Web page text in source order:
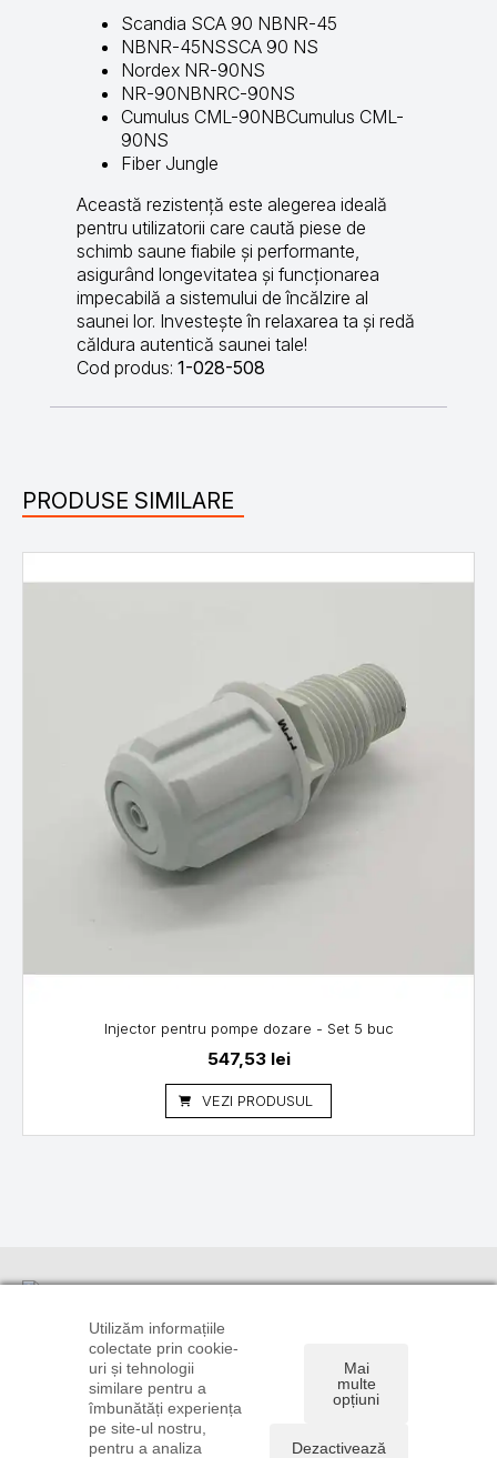
Scandia SCA 90 NBNR-45
NBNR-45NSSCA 90 NS
Nordex NR-90NS
NR-90NBNRC-90NS
Cumulus CML-90NBCumulus CML-
90NS
Fiber Jungle
Această rezistență este alegerea ideală
pentru utilizatorii care caută piese de
schimb saune fiabile și performante,
asigurând longevitatea și funcționarea
impecabilă a sistemului de încălzire al
saunei lor. Investește în relaxarea ta și redă
căldura autentică saunei tale!
Cod produs: 1-028-508
PRODUSE SIMILARE
Injector pentru pompe dozare - Set 5 buc
547,53 lei
VEZI PRODUSUL
0720 106
0722 585
comenzi@instalatiionline.ro
Informații
TRANSPORT
ȘI PLATĂ
POLITICA DE
CONFIDENȚIALITATE
ȘI COOKIE
TERMENI ȘI
Suport
DE RETUR
Linkuri utile
COMENZI
PAROLĂ
Utilizăm informațiile
colectate prin cookie-
uri și tehnologii
similare pentru a
îmbunătăți experiența
pe site-ul nostru,
pentru a analiza
Mai
multe
opțiuni
Dezactivează